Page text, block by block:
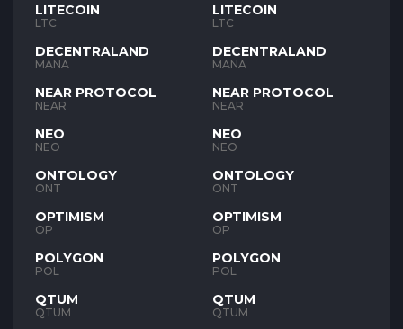
LITECOIN
LTC
DECENTRALAND
MANA
NEAR PROTOCOL
NEAR
NEO
NEO
ONTOLOGY
ONT
OPTIMISM
OP
POLYGON
POL
QTUM
QTUM
LITECOIN
LTC
DECENTRALAND
MANA
NEAR PROTOCOL
NEAR
NEO
NEO
ONTOLOGY
ONT
OPTIMISM
OP
POLYGON
POL
QTUM
QTUM